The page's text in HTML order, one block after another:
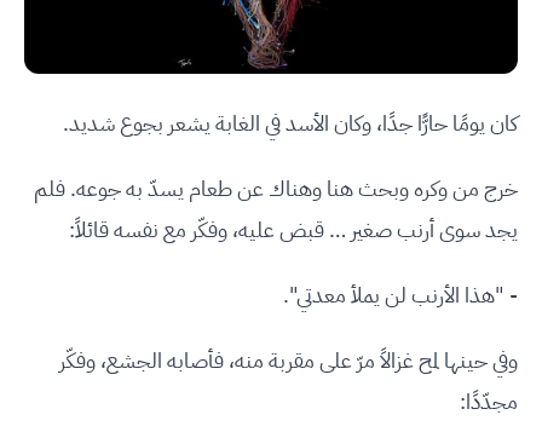
كان يومًا حارًّا جدًا، وكان الأسد في الغابة يشعر بجوع شديد.
خرج من وكره وبحث هنا وهناك عن طعام يسدّ به جوعه. فلم
يجد سوى أرنب صغير … قبض عليه، وفكّر مع نفسه قائلاً:
- "هذا الأرنب لن يملأ معدتي".
وفي حينها لمح غزالاً مرّ على مقربة منه، فأصابه الجشع، وفكّر
مجدّدًا: